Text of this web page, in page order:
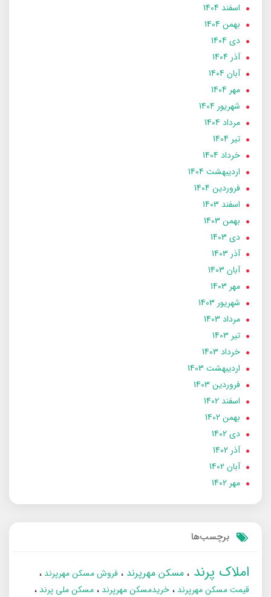
اسفند 1404
بهمن 1404
دی 1404
آذر 1404
آبان 1404
مهر 1404
شهریور 1404
مرداد 1404
تير 1404
خرداد 1404
ارديبهشت 1404
فروردین 1404
اسفند 1403
بهمن 1403
دی 1403
آذر 1403
آبان 1403
مهر 1403
شهریور 1403
مرداد 1403
تير 1403
خرداد 1403
ارديبهشت 1403
فروردین 1403
اسفند 1402
بهمن 1402
دی 1402
آذر 1402
آبان 1402
مهر 1402
برچسب‌ها
املاک پرند مسکن مهرپرند
فروش مسکن مهرپرند
قیمت مسکن مهرپرند
خریدمسکن مهرپرند
مسکن ملی پرند